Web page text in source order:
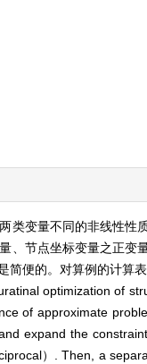
类变量不同的非线性
、节点坐标变量之正
便的。对算例的计算表
optimization of
of approximate
expand the
）. Then, a